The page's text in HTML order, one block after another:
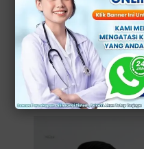
3. Batu Ginjal
Batu yang terbentuk
kemih, bisa melukai
bergerak.